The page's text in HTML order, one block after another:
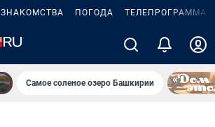
ЗНАКОМСТВА ПОГОДА ТЕЛЕПРОГРАММА
Самое соленое озеро Башкирии